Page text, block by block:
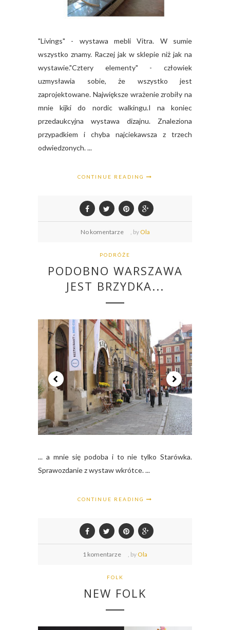
"Livings" - wystawa mebli Vitra. W sumie
wszystko znamy. Raczej jak w sklepie niż jak na
wystawie."Cztery elementy" - człowiek
uzmysławia sobie, że wszystko jest
zaprojektowane. Największe wrażenie zrobiły na
mnie kijki do nordic walkingu.I na koniec
przedaukcyjna wystawa dizajnu. Znaleziona
przypadkiem i chyba najciekawsza z trzech
odwiedzonych. ...
CONTINUE READING
No komentarze by Ola
PODRÓŻE
PODOBNO WARSZAWA
JEST BRZYDKA...
... a mnie się podoba i to nie tylko Starówka.
Sprawozdanie z wystaw wkrótce. ...
CONTINUE READING
1 komentarze by Ola
FOLK
NEW FOLK